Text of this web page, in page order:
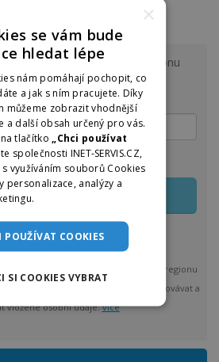
nových nabídek práce z regionu
a okolína e-mail.
upravit nebo jednoduše zrušit
regionů
1x denně posílat nové nabídky z regionu
provozovatel Praceunas.cz zpracovávat a
vložené osobní údaje.více
×
se vám bude
hledat lépe
nám pomáhají pochopit, co
a jak s ním pracujete. Díky
můžeme zobrazit vhodnější
a další obsah určený pro vás.
tlačítko„Chci používat
společnosti INET-SERVIS.CZ,
využíváním souborů Cookies
personalizace, analýzy a
POUŽÍVAT COOKIES
SI COOKIES VYBRAT